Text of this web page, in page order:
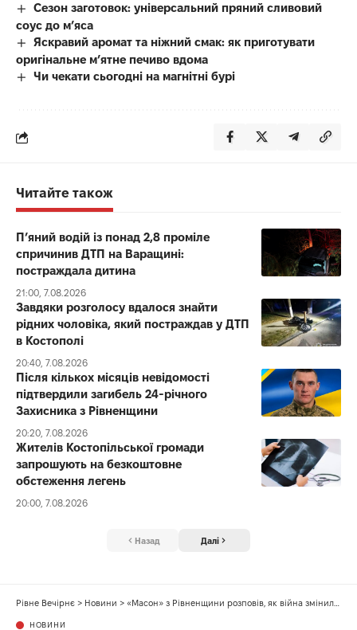
Сезон заготовок: універсальний пряний сливовий
соус до мʼяса
Яскравий аромат та ніжний смак: як приготувати
оригінальне м’ятне печиво вдома
Чи чекати сьогодні на магнітні бурі
Читайте також
П’яний водій із понад 2,8 проміле
спричинив ДТП на Варащині:
постраждала дитина
21:00, 7.08.2026
Завдяки розголосу вдалося знайти
рідних чоловіка, який постраждав у ДТП
в Костополі
20:40, 7.08.2026
Після кількох місяців невідомості
підтвердили загибель 24-річного
Захисника з Рівненщини
20:20, 7.08.2026
Жителів Костопільської громади
запрошують на безкоштовне
обстеження легень
20:00, 7.08.2026
Назад Далі
Рівне Вечірнє > Новини > «Масон» з Рівненщини розповів, як війна змінила його характер
НОВИНИ